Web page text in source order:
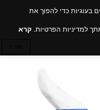
בעוגיות כדי להפוך את
למדיניות הפרטיות. קרא
אתרים